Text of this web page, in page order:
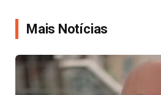
Mais Notícias